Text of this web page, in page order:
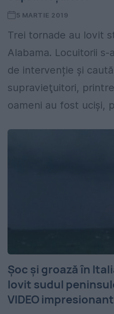
5 MARTIE 2019
Trei tornade au lovit
Alabama. Locuitorii
de intervenție și
supravieţuitori,
oameni au fost uciși,
Șoc și groază în
lovit sudul
VIDEO